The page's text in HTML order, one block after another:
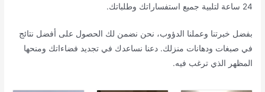
24 ساعة لتلبية جميع استفساراتك وطلباتك.
بفضل خبرتنا وعملنا الدؤوب، نحن نضمن لك الحصول على أفضل نتائج
في صبغات ودهانات منزلك. دعنا نساعدك في تجديد فضاءاتك ومنحها
المظهر الذي ترغب فيه.